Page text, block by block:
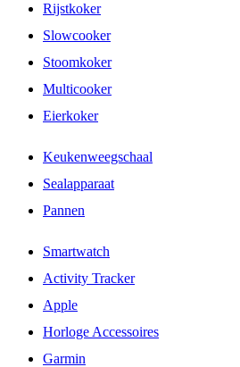
Rijstkoker
Slowcooker
Stoomkoker
Multicooker
Eierkoker
Keukenweegschaal
Sealapparaat
Pannen
Smartwatch
Activity Tracker
Apple
Horloge Accessoires
Garmin